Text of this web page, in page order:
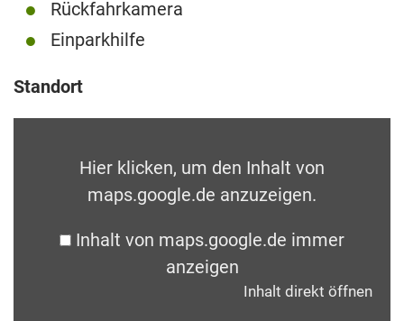
Rückfahrkamera
Einparkhilfe
Standort
Hier klicken, um den Inhalt von
maps.google.de anzuzeigen.
Inhalt von maps.google.de immer
anzeigen
Inhalt direkt öffnen